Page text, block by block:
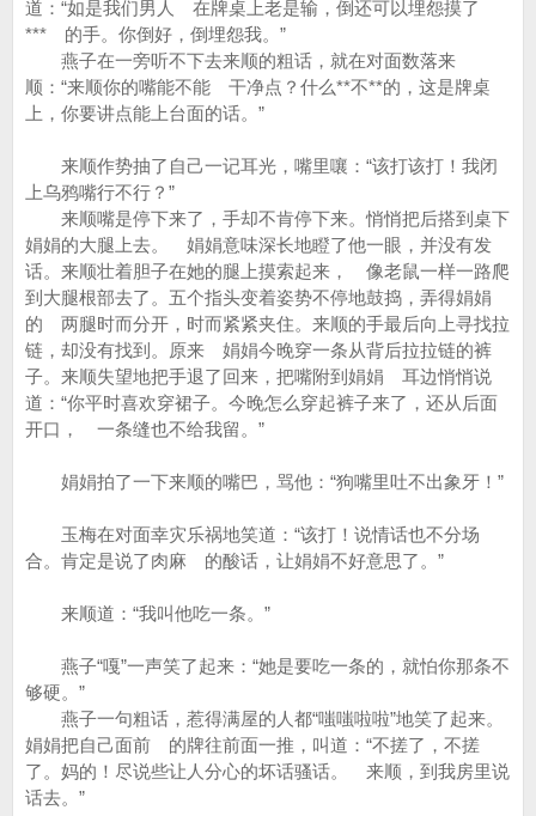
道：“如是我们男人 在牌桌上老是输，倒还可以埋怨摸了
*** 的手。你倒好，倒埋怨我。”
燕子在一旁听不下去来顺的粗话，就在对面数落来
顺：“来顺你的嘴能不能 干净点？什么**不**的，这是牌桌
上，你要讲点能上台面的话。”
来顺作势抽了自己一记耳光，嘴里嚷：“该打该打！我闭
上乌鸦嘴行不行？”
来顺嘴是停下来了，手却不肯停下来。悄悄把后搭到桌下
娟娟的大腿上去。 娟娟意味深长地瞪了他一眼，并没有发
话。来顺壮着胆子在她的腿上摸索起来， 像老鼠一样一路爬
到大腿根部去了。五个指头变着姿势不停地鼓捣，弄得娟娟
的 两腿时而分开，时而紧紧夹住。来顺的手最后向上寻找拉
链，却没有找到。原来 娟娟今晚穿一条从背后拉拉链的裤
子。来顺失望地把手退了回来，把嘴附到娟娟 耳边悄悄说
道：“你平时喜欢穿裙子。今晚怎么穿起裤子来了，还从后面
开口， 一条缝也不给我留。”
娟娟拍了一下来顺的嘴巴，骂他：“狗嘴里吐不出象牙！”
玉梅在对面幸灾乐祸地笑道：“该打！说情话也不分场
合。肯定是说了肉麻 的酸话，让娟娟不好意思了。”
来顺道：“我叫他吃一条。”
燕子“嘎”一声笑了起来：“她是要吃一条的，就怕你那条不
够硬。”
燕子一句粗话，惹得满屋的人都“嗤嗤啦啦”地笑了起来。
娟娟把自己面前 的牌往前面一推，叫道：“不搓了，不搓
了。妈的！尽说些让人分心的坏话骚话。 来顺，到我房里说
话去。”